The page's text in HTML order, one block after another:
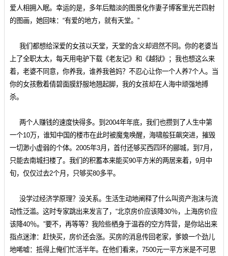
爱人相拥入眠。幸运的是，多年后黯淡的图景化作妻子博客里光芒四射
的图画，她回味：“有爱的地方，就有天堂。”
我们都想给深爱的女孩以天堂，天堂的含义却迥然不同。你的老婆当
上了全职太太，每天用电驴下载《老友记》和《越狱》；我也想这么来
着，老婆不同意，你养我，谁养我爸妈？不忍心让你一个人养7个人。当
你的女孩敷着倩碧面膜舒服地翘起脚，我的女孩却在人海中顽强地搏
杀。
两个人赚钱的速度快得多。到2004年年底，我们也攒到了人生中第
一个10万，谁知中国的楼市在此时被魔鬼唤醒，海啸般狂飙突进，摧毁
一切渺小虚弱的个体。2005年3月，首付还够买西四环的郦城，到7月，
只能去南城扫楼了。我们的积蓄本来能买90平方米的两居来着，9月中
旬，仅仅过去2个月，只够买80多平。
没学过经济学原理？没关系。生活生动地阐释了什么叫资产泡沫与流
动性泛滥。这时专家跳出来发言了，“北京房价应该降30％，上海房价应
该降40％。”要不，再等等？我险些栖身于温吞的空方阵营，是你站出来
指点迷津：赶快买，房价还会涨。买房的消息传回老家，爹娘一个劲儿
地唏嘘：抵得上俺们忙活半年。在他们看来，7500元一平方米是不可思